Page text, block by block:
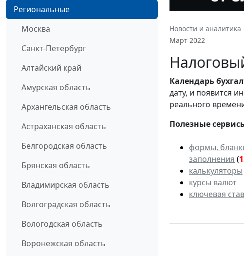
Региональные
Москва
Санкт-Петербург
Алтайский край
Амурская область
Архангельская область
Астраханская область
Белгородская область
Брянская область
Владимирская область
Волгоградская область
Вологодская область
Воронежская область
Новости и аналитика
Март 2022
Календарь
дату, и появится
реального
Полезные
формы,
заполнения (
калькуляторы
курсы валют
ключевая